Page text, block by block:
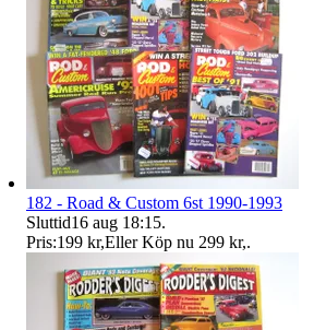
182 - Road & Custom 6st 1990-1993
Sluttid16 aug 18:15.
Pris:199 kr,Eller Köp nu 299 kr,.